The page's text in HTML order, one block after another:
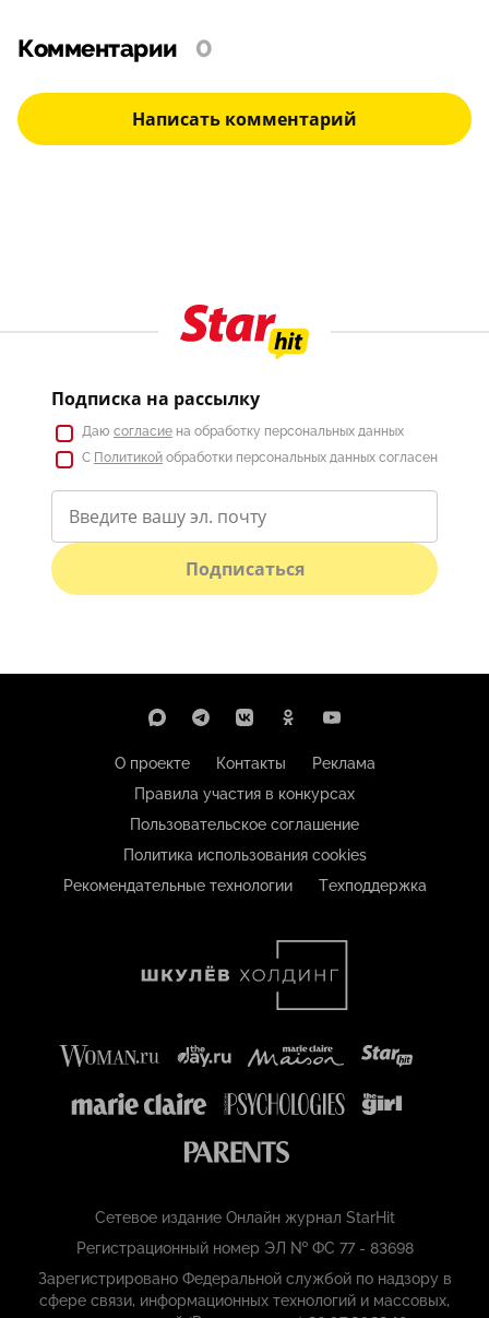
Комментарии 0
Написать комментарий
Подписка на рассылку
Даю согласие на обработку персональных данных
С Политикой обработки персональных данных согласен
Подписаться
О проекте Контакты
Реклама
Правила участия в конкурсах
Пользовательское соглашение
Политика использования cookies
Рекомендательные технологии
Техподдержка
Сетевое издание Онлайн журнал StarHit
Регистрационный номер ЭЛ № ФС 77 - 83698
Зарегистрировано Федеральной службой по надзору в
сфере связи, информационных технологий и массовых,